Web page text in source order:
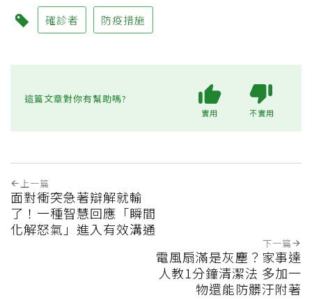
確診者 防疫措施
這篇文章對你有幫助嗎?
實用 不實用
上一篇
面對衝突急著辯解就輸
了！一種智慧回應「瞬間
化解怒氣」進入有效溝通
下一篇
電風扇滿是灰塵？家事達
人教1分鐘清潔法 多加一
物還能防髒汙附著